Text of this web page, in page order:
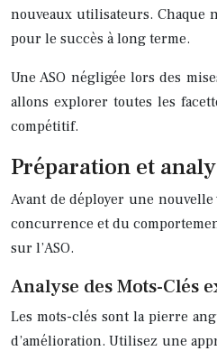
nouveaux utilisateurs. Chaque
pour le succès à long terme.
Une ASO négligée lors des
allons explorer toutes les
compétitif.
Préparation et
Avant de déployer une
concurrence et du
sur l’ASO.
Analyse des Mots-Clés
Les mots-clés sont la pierre
d’amélioration. Utilisez une